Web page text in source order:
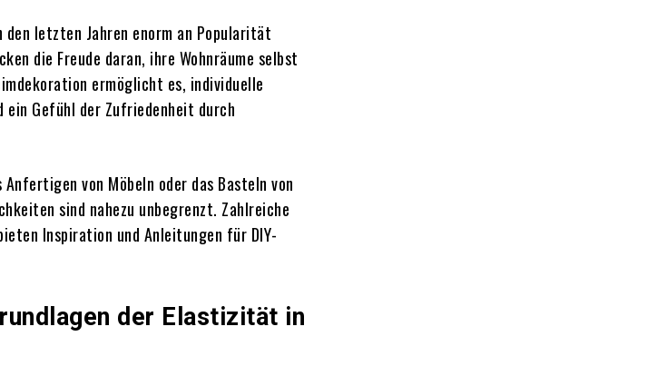
letzten Jahren enorm an Popularität
die Freude daran, ihre Wohnräume selbst
ermöglicht es, individuelle
ein Gefühl der Zufriedenheit durch
Anfertigen von Möbeln oder das Basteln von
sind nahezu unbegrenzt. Zahlreiche
Inspiration und Anleitungen für DIY-
der Elastizität in